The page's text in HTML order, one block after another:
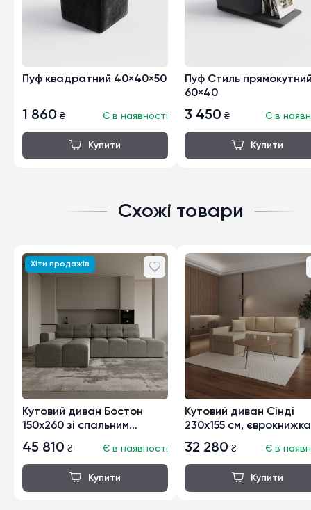
Пуф квадратний 40×40×50
1 860 ₴ Є в наявності
Пуф Стиль
60×40
3 450 ₴ Є в
Схожі товари
Хіти продажів
Кутовий диван Бостон
150х260 зі спальним
місцем, кроковий
45 810 ₴ Є в наявності
Кутовий диван Сінді
230х155 см, єврокнижка
32 280 ₴ Є в